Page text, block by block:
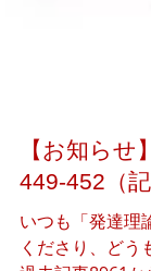
【お知らせ
449-452（
いつも「発達理